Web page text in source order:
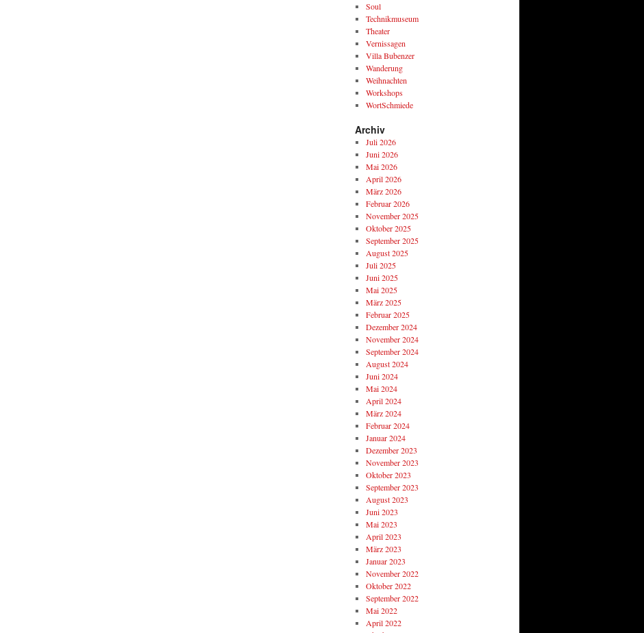
Soul
Technikmuseum
Theater
Vernissagen
Villa Bubenzer
Wanderung
Weihnachten
Workshops
WortSchmiede
Archiv
Juli 2026
Juni 2026
Mai 2026
April 2026
März 2026
Februar 2026
November 2025
Oktober 2025
September 2025
August 2025
Juli 2025
Juni 2025
Mai 2025
März 2025
Februar 2025
Dezember 2024
November 2024
September 2024
August 2024
Juni 2024
Mai 2024
April 2024
März 2024
Februar 2024
Januar 2024
Dezember 2023
November 2023
Oktober 2023
September 2023
August 2023
Juni 2023
Mai 2023
April 2023
März 2023
Januar 2023
November 2022
Oktober 2022
September 2022
Mai 2022
April 2022